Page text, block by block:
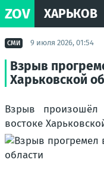
ZOV ХАРЬКОВ
СМИ 9 июля 2026, 01:54
Взрыв
Харьковской
Взрыв
востоке